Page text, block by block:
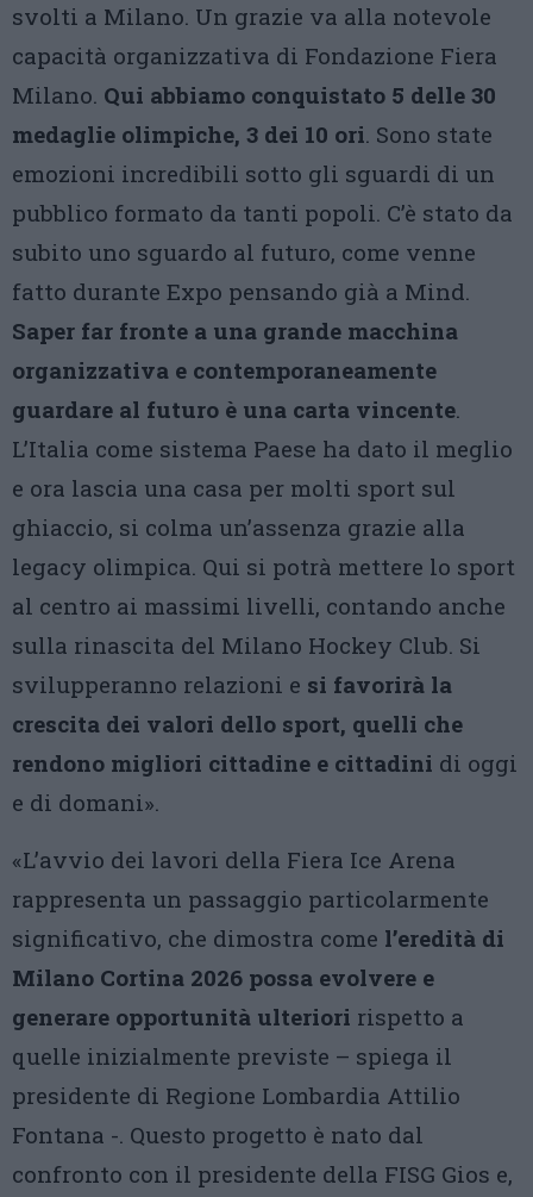
svolti a Milano. Un grazie va alla notevole
capacità organizzativa di Fondazione Fiera
Milano. Qui abbiamo conquistato 5 delle 30
medaglie olimpiche, 3 dei 10 ori. Sono state
emozioni incredibili sotto gli sguardi di un
pubblico formato da tanti popoli. C’è stato da
subito uno sguardo al futuro, come venne
fatto durante Expo pensando già a Mind.
Saper far fronte a una grande macchina
organizzativa e contemporaneamente
guardare al futuro è una carta vincente.
L’Italia come sistema Paese ha dato il meglio
e ora lascia una casa per molti sport sul
ghiaccio, si colma un’assenza grazie alla
legacy olimpica. Qui si potrà mettere lo sport
al centro ai massimi livelli, contando anche
sulla rinascita del Milano Hockey Club. Si
svilupperanno relazioni e si favorirà la
crescita dei valori dello sport, quelli che
rendono migliori cittadine e cittadini di oggi
e di domani».
«L’avvio dei lavori della Fiera Ice Arena
rappresenta un passaggio particolarmente
significativo, che dimostra come l’eredità di
Milano Cortina 2026 possa evolvere e
generare opportunità ulteriori rispetto a
quelle inizialmente previste – spiega il
presidente di Regione Lombardia Attilio
Fontana -. Questo progetto è nato dal
confronto con il presidente della FISG Gios e,